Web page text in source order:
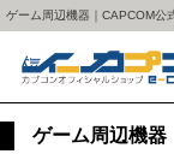
ゲーム周辺機器｜CAPCOM公
ゲーム周辺機器